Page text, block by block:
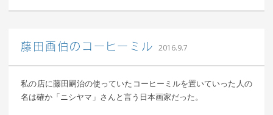
藤田画伯のコーヒーミル 2016.9.7
私の店に藤田嗣治の使っていたコーヒーミルを置いていった人の
名は確か「ニシヤマ」さんと言う日本画家だった。